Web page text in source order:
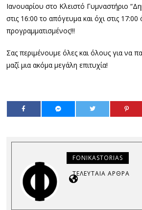
Ιανουαρίου στο Κλειστό Γυμναστήριο
στις 16:00 το απόγευμα και όχι στις
προγραμματισμένος!!!
Σας περιμένουμε όλες και όλους για να
μαζί μια ακόμα μεγάλη επιτυχία!
FONIKASTORIAS
ΤΕΛΕΥΤΑΊΑ ΆΡΘΡΑ